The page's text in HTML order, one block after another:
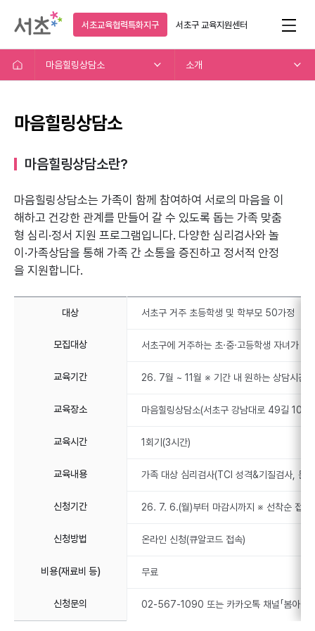
서초교육협력특화지구 서초구교육지원센터
마음힐링상담소 소개
마음힐링상담소
마음힐링상담소란?
마음힐링상담소는 가족이 함께 참여하여 서로의 마음을 이
해하고 건강한 관계를 만들어 갈 수 있도록 돕는 가족 맞춤
형 심리·정서 지원 프로그램입니다. 다양한 심리검사와 놀
이·가족상담을 통해 가족 간 소통을 증진하고 정서적 안정
을 지원합니다.
대상 서초구 거주 초등학생 및 학부모 50가정
모집대상 서초구에 거주하는 초·중·고등학생 자녀가
교육기간 26. 7월 ~ 11월 ※ 기간 내 원하는 상담시간
교육장소 마음힐링상담소(서초구 강남대로 49길 10)
교육시간 1회기(3시간)
교육내용 가족 대상 심리검사(TCI 성격&기질검사, 문
신청기간 26. 7. 6.(월)부터 마감시까지 ※ 선착순 접수
신청방법 온라인 신청(큐알코드 접속)
비용(재료비 등) 무료
신청문의 02-567-1090 또는 카카오톡 채널「봄아동청